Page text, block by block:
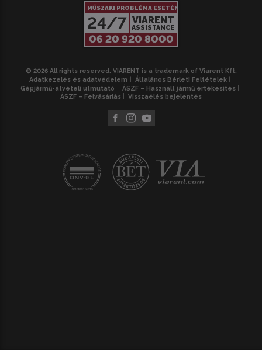
MŰSZAKI PROBLÉMA ESETÉN
24/7 VIARENT
ASSISTANCE
06 20 920 8000
© 2026 All rights reserved. VIARENT is a trademark of Viarent Kft.
Adatkezelés és adatvédelem
Általános Bérleti Feltételek
Gépjármű-átvételi útmutató
ÁSZF – Használt jármű értékesítés
ÁSZF – Felvásárlás
Visszaélés bejelentés